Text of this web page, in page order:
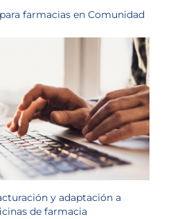
farmacias en Comunidad
y adaptación a
de farmacia